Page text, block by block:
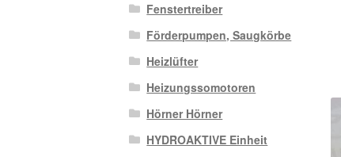
Fenstertreiber
Förderpumpen, Saugkörbe
Heizlüfter
Heizungssomotoren
Hörner Hörner
HYDROAKTIVE Einheit